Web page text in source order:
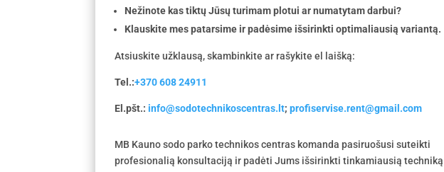
Nežinote kas tiktų Jūsų turimam plotui ar numatytam darbui?
Klauskite mes patarsime ir padėsime išsirinkti optimaliausią variantą.
Atsiuskite užklausą, skambinkite ar rašykite el laišką:
Tel.:+370 608 24911
El.pšt.:info@sodotechnikoscentras.lt;profiservise.rent@gmail.com
MB Kauno sodo parko technikos centras komanda pasiruošusi suteikti
profesionalią konsultaciją ir padėti Jums išsirinkti tinkamiausią techniką